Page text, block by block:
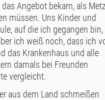
Angebot bekam, als
müssen. Uns Kinder und
auf die ich gegangen bin,
ich weiß noch, dass ich
das Krankenhaus und alle
damals bei Freunden
vergleicht.
aus dem Land schmeißen